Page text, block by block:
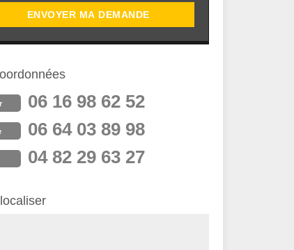
06 16 98 62 52
06 64 03 89 98
04 82 29 63 27